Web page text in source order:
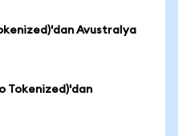
Avustralya
Tokenized)'dan